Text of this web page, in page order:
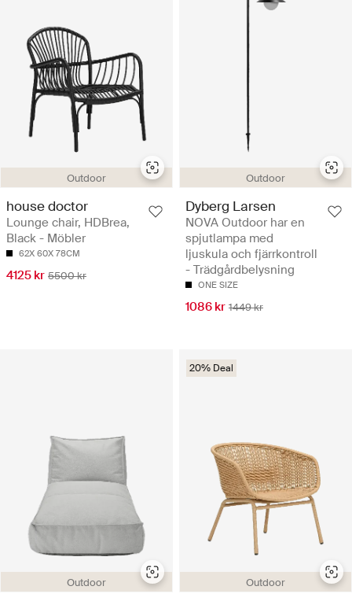
Outdoor
house doctor
Lounge chair, HDBrea,
Black - Möbler
62X 60X 78CM
4125 kr 5500 kr
Outdoor
Dyberg Larsen
NOVA Outdoor har en
spjutlampa med
ljuskula och fjärrkontroll
- Trädgårdbelysning
ONE SIZE
1086 kr 1449 kr
Outdoor Outdoor
20% Deal